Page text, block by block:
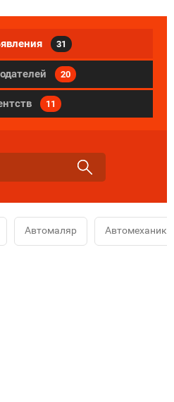
31
20
11
Автомаляр Автомеханик